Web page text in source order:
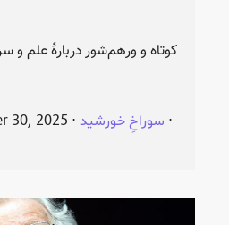
کوتاه و ورهم‌شور دربارهٔ علم و
30, 2025 ⋅سوراخِ خورشید ⋅